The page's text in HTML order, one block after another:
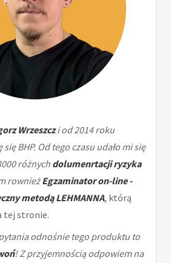
Wrzeszczi od 2014 roku
BHP. Od tego czasu udało mi się
różnych dolumenrtacji ryzyka
rownieżEgzaminator on-line -
metodą LEHMANNA, którą
tej stronie.
odnośnie tego produktu to
! Z przyjemnością odpowiem na